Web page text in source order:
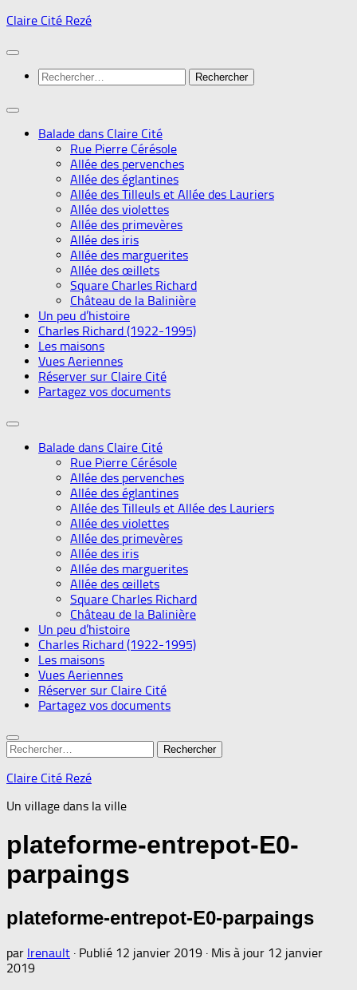
Skip
content
Claire Cité Rezé
Rechercher :
Balade dans Claire Cité
Rue Pierre Cérésole
Allée des pervenches
Allée des églantines
Allée des Tilleuls et Allée des Lauriers
Allée des violettes
Allée des primevères
Allée des iris
Allée des marguerites
Allée des œillets
Square Charles Richard
Château de la Balinière
Un peu d’histoire
Charles Richard (1922-1995)
Les maisons
Vues Aeriennes
Réserver sur Claire Cité
Partagez vos documents
Balade dans Claire Cité
Rue Pierre Cérésole
Allée des pervenches
Allée des églantines
Allée des Tilleuls et Allée des Lauriers
Allée des violettes
Allée des primevères
Allée des iris
Allée des marguerites
Allée des œillets
Square Charles Richard
Château de la Balinière
Un peu d’histoire
Charles Richard (1922-1995)
Les maisons
Vues Aeriennes
Réserver sur Claire Cité
Partagez vos documents
Rechercher :
Claire Cité Rezé
Un village dans la ville
plateforme-entrepot-E0-
parpaings
plateforme-entrepot-E0-parpaings
par lrenault · Publié 12 janvier 2019 · Mis à jour 12 janvier
2019